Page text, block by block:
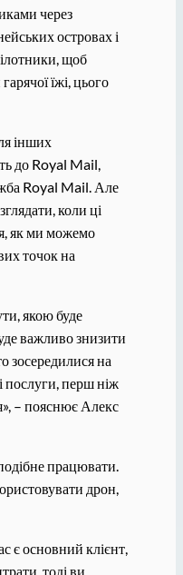
через
островах і
щоб
їжі, цього
інших
до Royal Mail,
Royal Mail. Але
коли ці
як ми можемо
точок на
якою буде
важливо знизити
зосередилися на
послуги, перш ніж
– пояснює Алекс
працювати.
дрон,
є основний клієнт,
тоді ви